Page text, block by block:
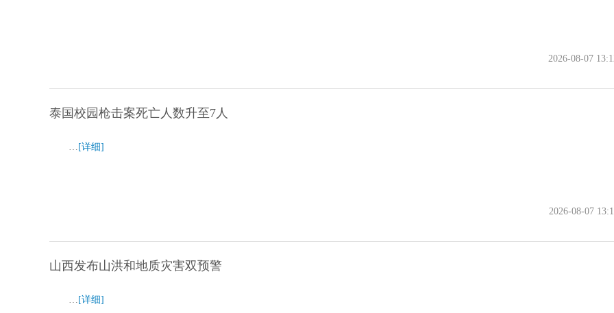
2026-08-07
泰国校园枪击案死亡人数升至7人
… [详细]
2026-08-07
山西发布山洪和地质灾害双预警
… [详细]